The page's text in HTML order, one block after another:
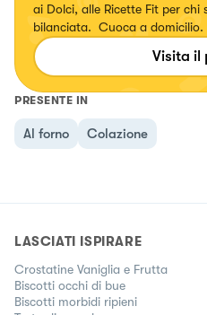
ai Dolci, alle Ricette Fit per chi
bilanciata. Cuoca a domicilio.
Visita il
PRESENTE IN
Al forno Colazione
LASCIATI ISPIRARE
Crostatine Vaniglia e Frutta
Biscotti occhi di bue
Biscotti morbidi ripieni